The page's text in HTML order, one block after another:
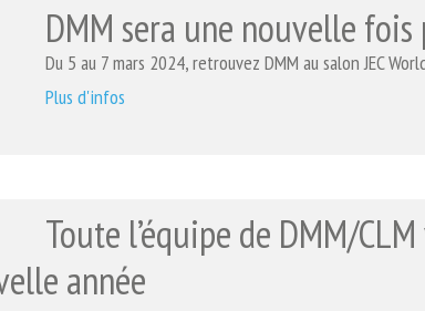
DMM sera une nouvelle fois
Du 5 au 7 mars 2024, retrouvez DMM au salon JEC
Plus d'infos
Toute l’équipe de DMM/
année